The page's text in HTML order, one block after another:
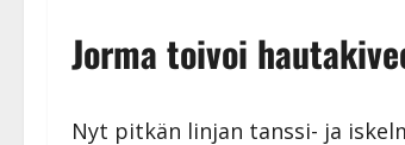
Jorma toivoi
Nyt pitkän linjan tanssi- ja